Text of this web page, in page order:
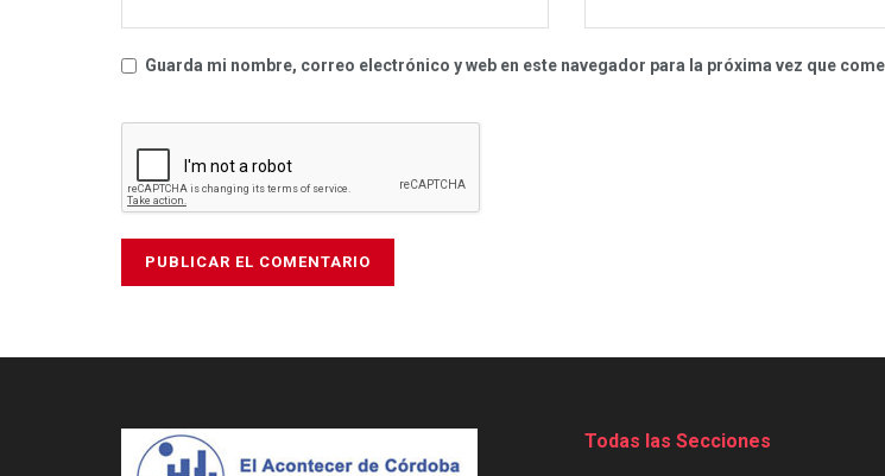
Guarda mi nombre, correo electrónico y web en este navegador para la próxima vez que
Todas las Secciones